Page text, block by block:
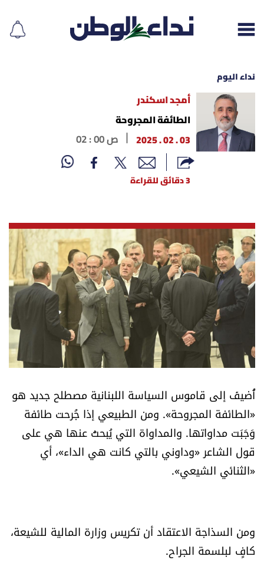
إقرأ الجريدة
لبنان
محليات
أسرار
متفرقات
نداء القرّاء
خاص الموقع
كتّابنا
تحت المجهر
آراء
العالم
نداء اليوم
أمجد اسكندر
الطائفة المجروحة
03 . 02 . 2025
02 : 00 ص
3 دقائق للقراءة
أُضيفَ إلى قاموس السياسة اللبنانية مصطلح جديد هو
«الطائفة المجروحة». ومن الطبيعي إذا جُرحت طائفة
وَجَبَت مداواتها. والمداواة التي يُبحثُ عنها هي على
قول الشاعر «وداوني بالتي كانت هي الداء»، أي
«الثنائي الشيعي».
ومن السذاجة الاعتقاد أن تكريس وزارة المالية للشيعة،
كافٍ لبلسمة الجراح.